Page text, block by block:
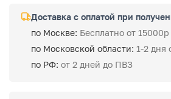
Доставка с оплатой при
по Москве: Бесплатно от
по Московской области: 1-2 дня
по РФ: от 2 дней до ПВЗ